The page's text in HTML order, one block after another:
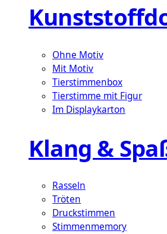
Ohne Motiv
Mit Motiv
Tierstimmenbox
Tierstimme mit Figur
Im Displaykarton
Klang &
Rasseln
Tröten
Druckstimmen
Stimmenmemory